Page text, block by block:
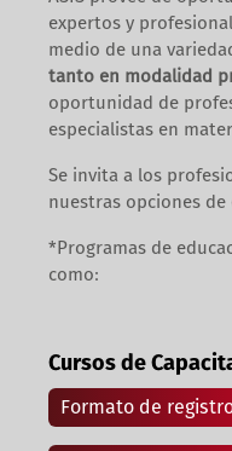
expertos y
medio de una
tanto en modalidad
oportunidad de
especialistas en
Se invita a los
nuestras opciones de
*Programas de
como:
Cursos de
Formato de